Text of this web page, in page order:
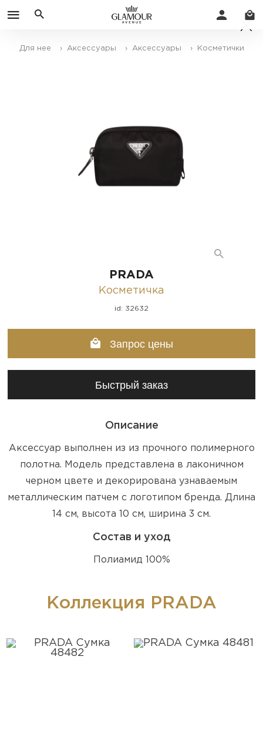
Для нее › Аксессуары › Аксессуары › Косметички
PRADA
Косметичка
id: 32632
Запрос цены
Быстрый заказ
Описание
Аксессуар выполнен из из прочного полимерного
полотна. Модель представлена в лаконичном
черном цвете и декорирована узнаваемым
металлическим патчем с логотипом бренда. Длина
14 см, высота 10 см, ширина 3 см.
Состав и уход
Полиамид 100%
Коллекция PRADA